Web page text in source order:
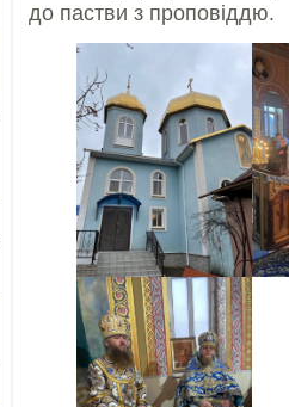
до пастви з проповіддю.